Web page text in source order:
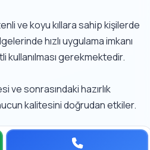
ve koyu kıllara sahip kişilerde
hızlı uygulama imkanı
kullanılması gerekmektedir.
ve sonrasındaki hazırlık
kalitesini doğrudan etkiler.